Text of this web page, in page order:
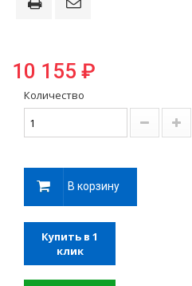
10 155 ₽
Количество
В корзину
Купить в 1
клик